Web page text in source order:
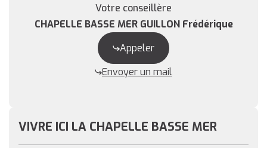
Votre conseillère
CHAPELLE BASSE MER GUILLON Frédérique
Appeler
Envoyer un mail
VIVRE ICI LA CHAPELLE BASSE MER